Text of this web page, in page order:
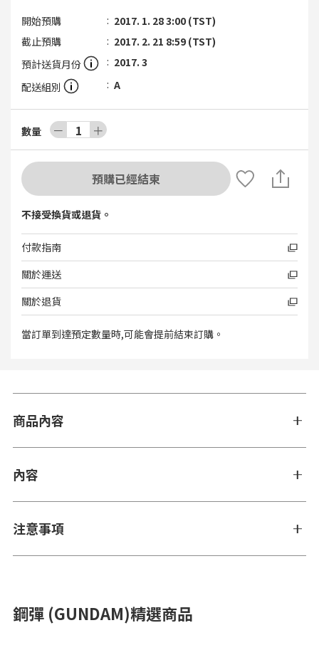
開始預購
2017. 1. 28 3:00 (TST)
截止預購
2017. 2. 21 8:59 (TST)
預計送貨月份
2017. 3
配送組別
A
數量 － 1 ＋
預購已經結束
不接受換貨或退貨。
付款指南
關於運送
關於退貨
當訂單到達預定數量時,可能會提前結束訂購。
商品內容
內容
注意事項
鋼彈 (GUNDAM)精選商品